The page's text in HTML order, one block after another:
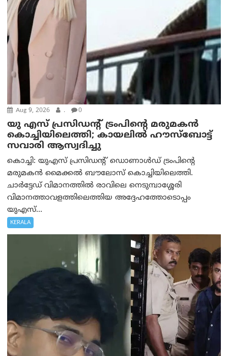
Aug 9, 2026 . 0
യു എസ് പ്രസിഡന്റ് ട്രംപിന്റെ മരുമകൻ
കൊച്ചിയിലെത്തി; കായലിൽ ഹൗസ്ബോട്ട്
സവാരി ആസ്വദിച്ചു
കൊച്ചി: യുഎസ് പ്രസിഡന്റ് ഡൊണാൾഡ് ട്രംപിന്റെ
മരുമകൻ മൈക്കൽ ബൗലോസ് കൊച്ചിയിലെത്തി.
ചാർട്ടേഡ് വിമാനത്തിൽ രാവിലെ നെടുമ്പാശ്ശേരി
വിമാനത്താവളത്തിലെത്തിയ അദ്ദേഹത്തോടൊപ്പം
യുഎസ്...
KERALA